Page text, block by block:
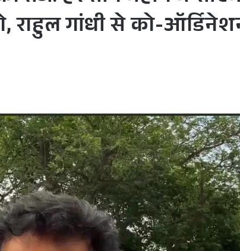
राहुल गांधी से को-